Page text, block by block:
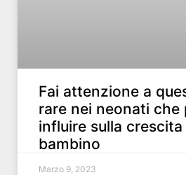
Fai attenzione a
rare nei neonati che
influire sulla
bambino
Marzo 9, 2023